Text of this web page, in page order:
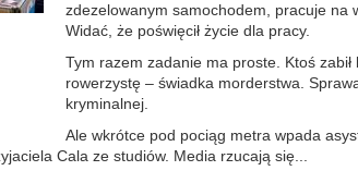
zdezelowanym samochodem, pracuje na
Widać, że poświęcił życie dla pracy.
Tym razem zadanie ma proste. Ktoś
rowerzystę – świadka morderstwa.
kryminalnej.
Ale wkrótce pod pociąg metra wpada
Cala ze studiów. Media rzucają się...